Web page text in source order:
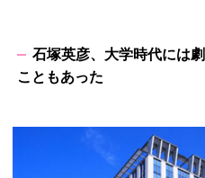
石塚英彦、大学時代には
こともあった